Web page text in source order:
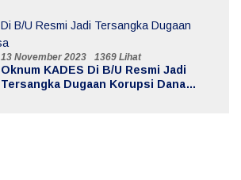
13 November 2023 1369 Lihat
Oknum KADES Di B/U Resmi Jadi
Tersangka Dugaan Korupsi Dana